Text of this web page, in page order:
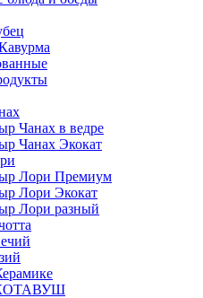
Чанах в ведре
Чанах Экокат
Лори Премиум
Лори Экокат
Лори разный